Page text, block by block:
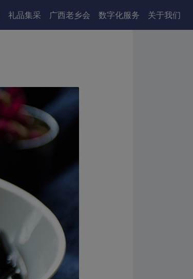
礼品集采 广西老乡会 数字化服务 关于我们